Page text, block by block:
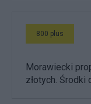
800 plus
Morawiecki
złotych. Środki